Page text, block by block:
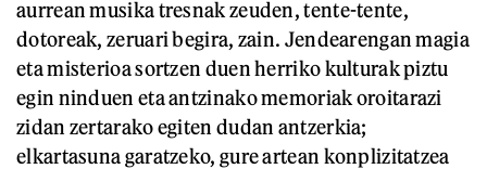
aurrean musika tresnak zeuden, tente-tente,
dotoreak, zeruari begira, zain. Jendearengan magia
eta misterioa sortzen duen herriko kulturak piztu
egin ninduen eta antzinako memoriak oroitarazi
zidan zertarako egiten dudan antzerkia;
elkartasuna garatzeko, gure artean konplizitatzea